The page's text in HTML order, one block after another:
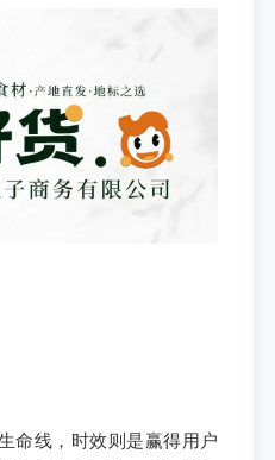
命线，时效则是赢得用户